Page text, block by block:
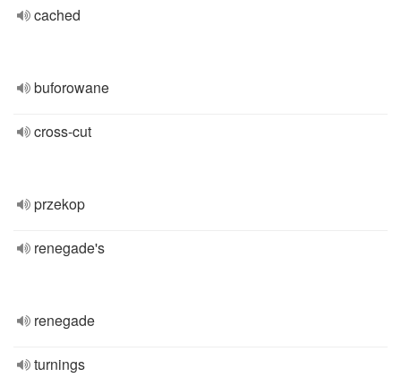
cached
buforowane
cross-cut
przekop
renegade's
renegade
turnings